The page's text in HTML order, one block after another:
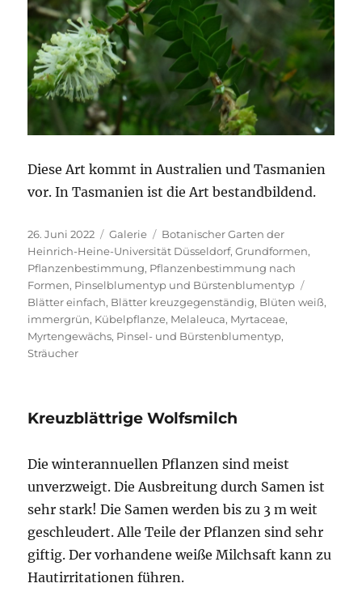
Diese Art kommt in Australien und Tasmanien
vor. In Tasmanien ist die Art bestandbildend.
Veröffentlicht
am
26. Juni 2022 Format
Galerie Kategorien
Botanischer Garten der
Heinrich-Heine-Universität Düsseldorf,Grundformen,
Pflanzenbestimmung, Pflanzenbestimmung nach
Formen, Pinselblumentyp und Bürstenblumentyp
Blätter einfach, Blätter kreuzgegenständig, Blüten weiß,
immergrün, Kübelpflanze, Melaleuca, Myrtaceae,
Myrtengewächs, Pinsel- und Bürstenblumentyp,
Sträucher
Kreuzblättrige Wolfsmilch
Die winterannuellen Pflanzen sind meist
unverzweigt. Die Ausbreitung durch Samen ist
sehr stark! Die Samen werden bis zu 3 m weit
geschleudert. Alle Teile der Pflanzen sind sehr
giftig. Der vorhandene weiße Milchsaft kann zu
Hautirritationen führen.